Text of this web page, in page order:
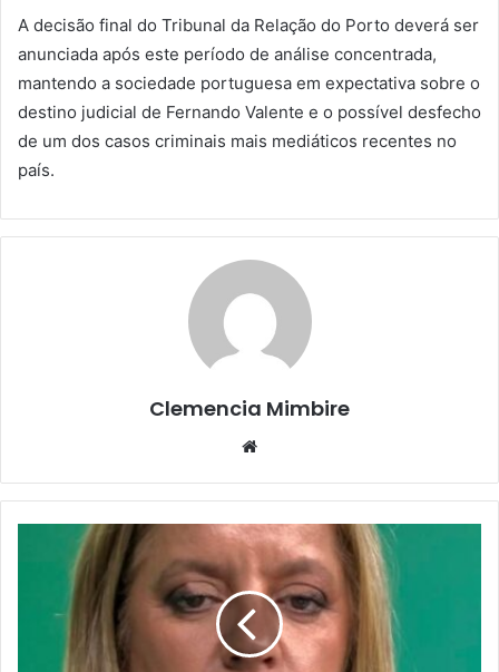
A decisão final do Tribunal da Relação do Porto deverá ser
anunciada após este período de análise concentrada,
mantendo a sociedade portuguesa em expectativa sobre o
destino judicial de Fernando Valente e o possível desfecho
de um dos casos criminais mais mediáticos recentes no
país.
Clemencia Mimbire
Website